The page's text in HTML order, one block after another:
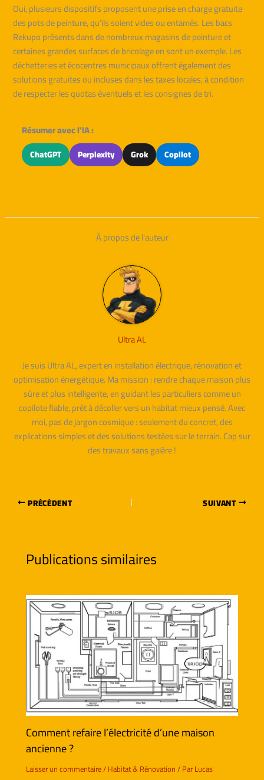
Oui, plusieurs dispositifs proposent une prise en charge gratuite
des pots de peinture, qu’ils soient vides ou entamés. Les bacs
Rekupo présents dans de nombreux magasins de peinture et
certaines grandes surfaces de bricolage en sont un exemple. Les
déchetteries et écocentres municipaux offrent également des
solutions gratuites ou incluses dans les taxes locales, à condition
de respecter les quotas éventuels et les consignes de tri.
Résumer avec l'IA :
ChatGPT Perplexity Grok Copilot
À propos de l'auteur
Ultra AL
Je suis Ultra AL, expert en installation électrique, rénovation et
optimisation énergétique. Ma mission : rendre chaque maison plus
sûre et plus intelligente, en guidant les particuliers comme un
copilote fiable, prêt à décoller vers un habitat mieux pensé. Avec
moi, pas de jargon cosmique : seulement du concret, des
explications simples et des solutions testées sur le terrain. Cap sur
des travaux sans galère !
PRÉCÉDENT SUIVANT
Publications similaires
Comment refaire l’électricité d’une maison
ancienne ?
Laisser un commentaire/Habitat & Rénovation/ ParLucas